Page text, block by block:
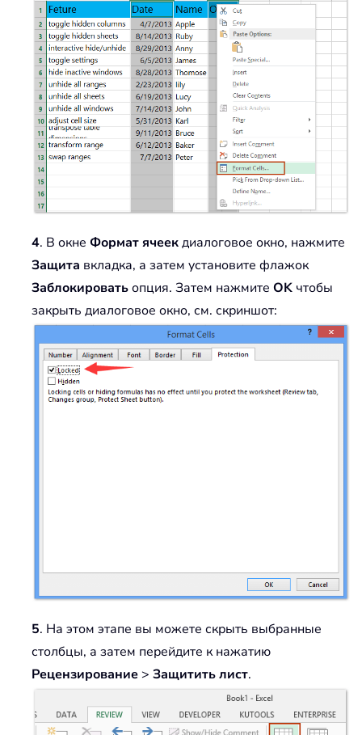
4. В окне Формат ячеекдиалоговое окно, нажмите
Защита вкладка, а затем установите флажок
Заблокироватьопция. Затем нажмите OK чтобы
закрыть диалоговое окно, см. скриншот:
5. На этом этапе вы можете скрыть выбранные
столбцы, а затем перейдите к нажатию
Рецензирование > Защитить лист.